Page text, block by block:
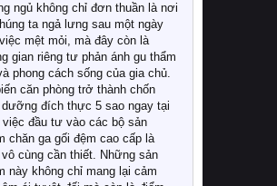
ngủ không chỉ đơn thuần là nơi
ta ngả lưng sau một ngày
mệt mỏi, mà đây còn là
gian riêng tư phản ánh gu thẩm
phong cách sống của gia chủ.
căn phòng trở thành chốn
dưỡng đích thực 5 sao ngay tại
việc đầu tư vào các bộ sản
chăn ga gối đệm cao cấp là
cùng cần thiết. Những sản
này không chỉ mang lại cảm